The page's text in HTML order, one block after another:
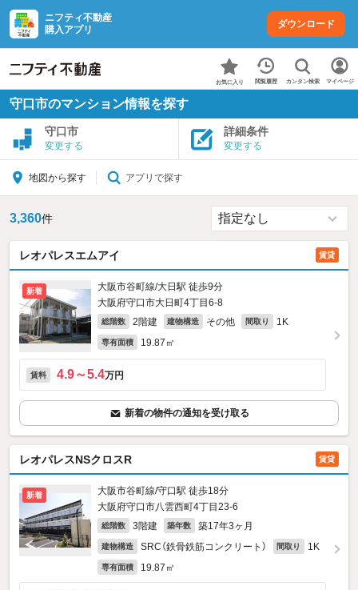
ニフティ不動産
購入アプリ
ダウンロード
お気に入り 閲覧履歴 カンタン検索 マイページ
守口市のマンション情報を探す
守口市
変更する
詳細条件
変更する
地図から探す アプリで探す
3,360件
レオパレスエムアイ 賃貸
新着
大阪市谷町線/大日駅 徒歩9分
大阪府守口市大日町4丁目6-8
総階数 2階建 建物構造 その他 間取り 1K
専有面積 19.87㎡
賃料 4.9～5.4万円
新着の物件の通知を受け取る
レオパレスNSクロスR 賃貸
新着
大阪市谷町線/守口駅 徒歩18分
大阪府守口市八雲西町4丁目23-6
総階数 3階建 築年数 築17年3ヶ月
建物構造 SRC（鉄骨鉄筋コンクリート） 間取り 1K
専有面積 19.87㎡